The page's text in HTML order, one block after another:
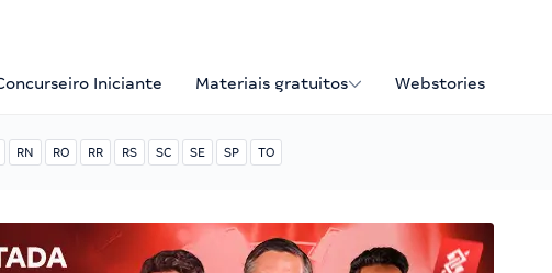
Iniciante Materiais gratuitos Webstories
RN RO RR RS SC SE SP TO